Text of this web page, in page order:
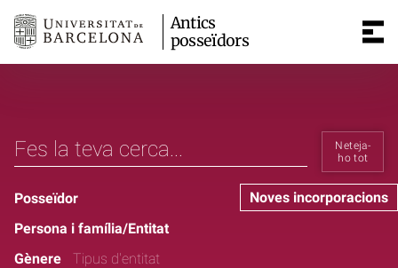
Antics
posseïdors
Neteja-
ho tot
Noves incorporacions
Posseïdor
Persona i família/Entitat
Gènere
Tipus d'entitat